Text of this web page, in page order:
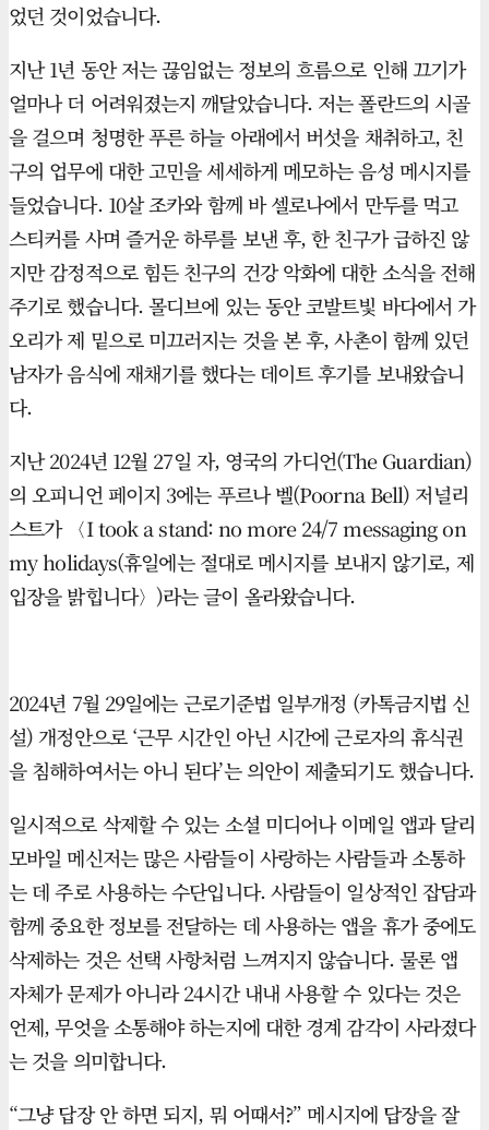
었던 것이었습니다.
지난 1년 동안 저는 끊임없는 정보의 흐름으로 인해 끄기가
얼마나 더 어려워졌는지 깨달았습니다. 저는 폴란드의 시골
을 걸으며 청명한 푸른 하늘 아래에서 버섯을 채취하고, 친
구의 업무에 대한 고민을 세세하게 메모하는 음성 메시지를
들었습니다. 10살 조카와 함께 바 셀로나에서 만두를 먹고
스티커를 사며 즐거운 하루를 보낸 후, 한 친구가 급하진 않
지만 감정적으로 힘든 친구의 건강 악화에 대한 소식을 전해
주기로 했습니다. 몰디브에 있는 동안 코발트빛 바다에서 가
오리가 제 밑으로 미끄러지는 것을 본 후, 사촌이 함께 있던
남자가 음식에 재채기를 했다는 데이트 후기를 보내왔습니
다.
지난 2024년 12월 27일 자, 영국의 가디언(The Guardian)
의 오피니언 페이지 3에는 푸르나 벨(Poorna Bell) 저널리
스트가 〈I took a stand: no more 24/7 messaging on
my holidays(휴일에는 절대로 메시지를 보내지 않기로, 제
입장을 밝힙니다〉)라는 글이 올라왔습니다.
2024년 7월 29일에는 근로기준법 일부개정 (카톡금지법 신
설) 개정안으로 ‘근무 시간인 아닌 시간에 근로자의 휴식권
을 침해하여서는 아니 된다’는 의안이 제출되기도 했습니다.
일시적으로 삭제할 수 있는 소셜 미디어나 이메일 앱과 달리
모바일 메신저는 많은 사람들이 사랑하는 사람들과 소통하
는 데 주로 사용하는 수단입니다. 사람들이 일상적인 잡담과
함께 중요한 정보를 전달하는 데 사용하는 앱을 휴가 중에도
삭제하는 것은 선택 사항처럼 느껴지지 않습니다. 물론 앱
자체가 문제가 아니라 24시간 내내 사용할 수 있다는 것은
언제, 무엇을 소통해야 하는지에 대한 경계 감각이 사라졌다
는 것을 의미합니다.
“그냥 답장 안 하면 되지, 뭐 어때서?” 메시지에 답장을 잘